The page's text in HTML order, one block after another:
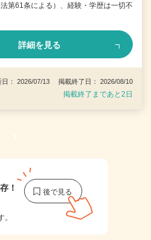
第61条による）、経験・学歴は一切不
詳細を見る
日： 2026/07/13 掲載終了日： 2026/08/10
掲載終了まであと2日
1
！